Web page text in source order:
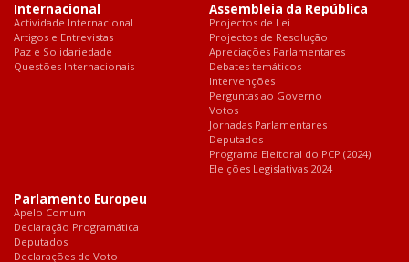
Internacional
Actividade Internacional
Artigos e Entrevistas
Paz e Solidariedade
Questões Internacionais
Assembleia da República
Projectos de Lei
Projectos de Resolução
Apreciações Parlamentares
Debates temáticos
Intervenções
Perguntas ao Governo
Votos
Jornadas Parlamentares
Deputados
Programa Eleitoral do PCP (2024)
Eleições Legislativas 2024
Parlamento Europeu
Apelo Comum
Declaração Programática
Deputados
Declarações de Voto